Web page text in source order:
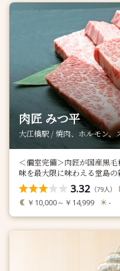
肉匠 みつ平
大江橋駅 / 焼肉、ホルモン、
＜個室完備＞肉匠が国産黒
味を最大限に味わえる堂島の
3.32 （79人）
￥10,000～￥14,999 -